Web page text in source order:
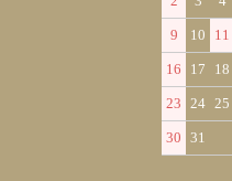
9 10 11
16 17 18
23 24 25
30 31